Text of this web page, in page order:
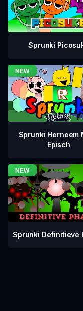
Sprunki
Sprunki Herneem
Episch
Sprunki Definitieve